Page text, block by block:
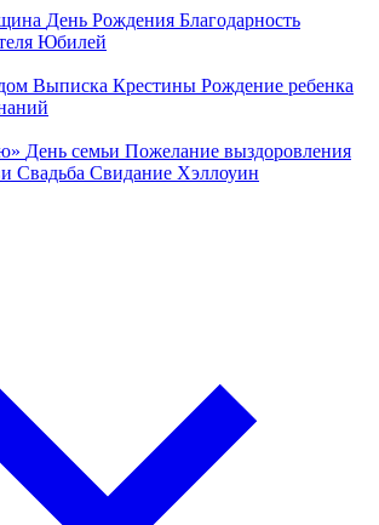
День Рождения Благодарность
Юбилей
Выписка Крестины Рождение ребенка
День семьи Пожелание выздоровления
Свадьба Свидание Хэллоуин